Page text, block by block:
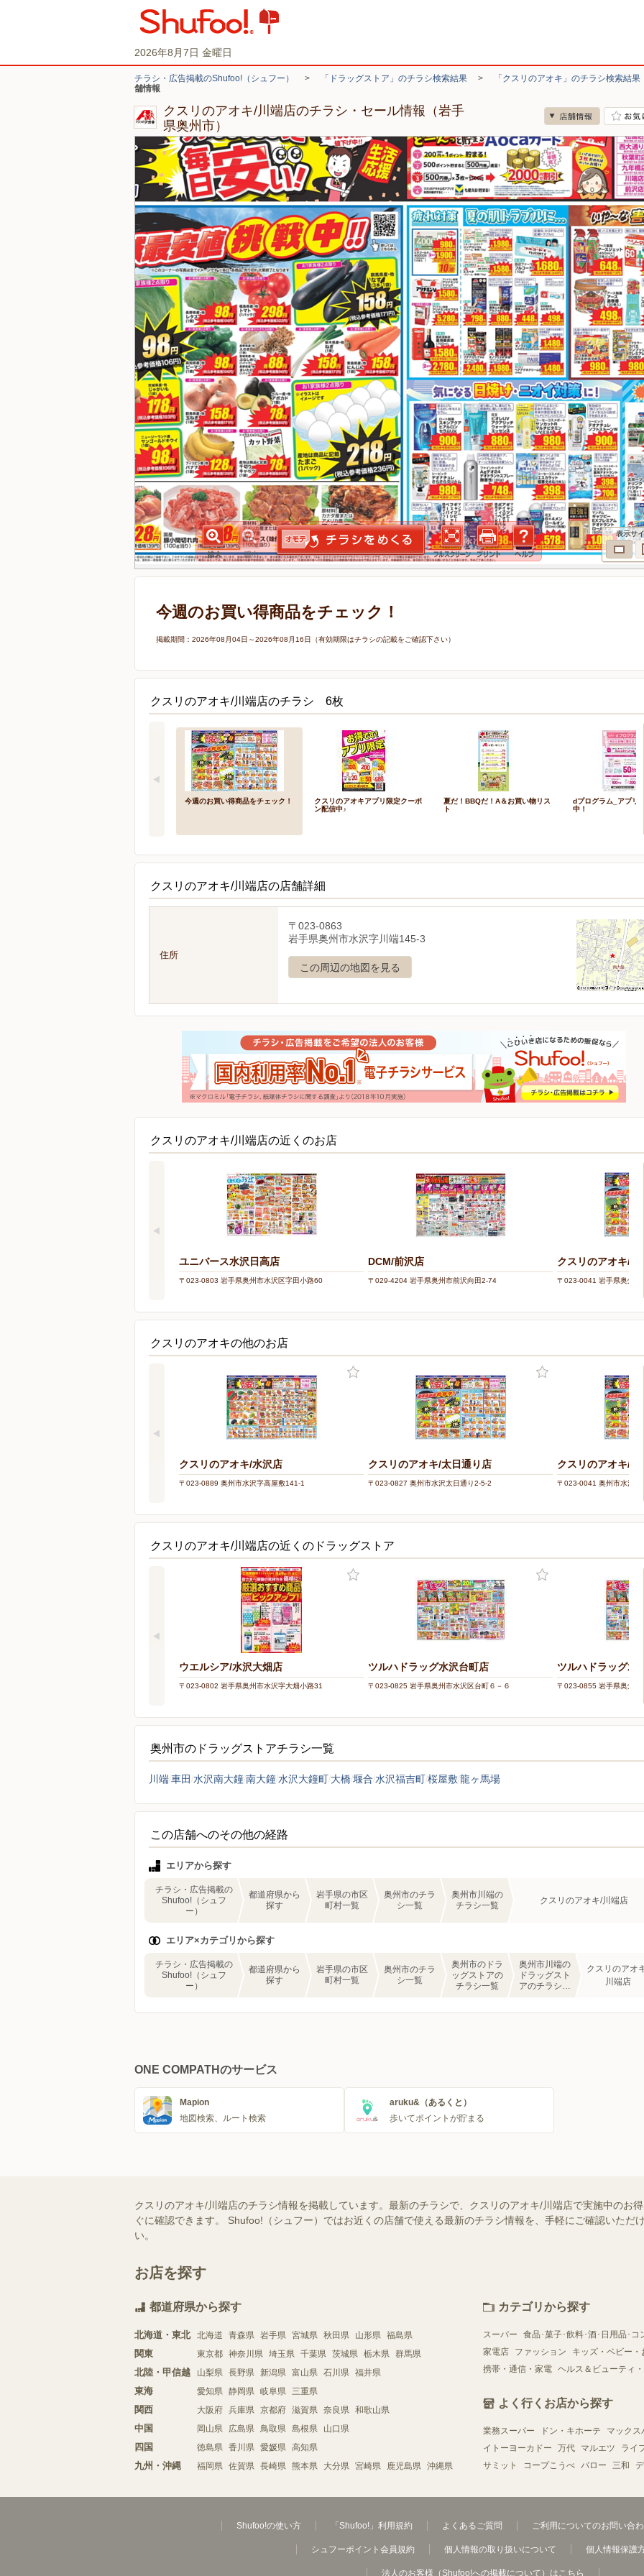
2026年8月7日 金曜日
チラシ・広告掲載のShufoo!（シュフー） > 「ドラッグストア」のチラシ検索結果 > 「クスリのアオキ」のチラシ検索結果
舗情報
クスリのアオキ/川端店のチラシ・セール情報（岩手
県奥州市）
表示サ
今週のお買い得商品をチェック！
掲載期間：2026年08月04日～2026年08月16日（有効期限はチラシの記載をご確認下さい）
クスリのアオキ/川端店のチラシ 6枚
今週のお買い得商品をチェック！
クスリのアオキアプリ限定クーポ
ン配信中♪
夏だ！BBQだ！A＆お買い物リス
ト
dプログラム_アプリ
中！
クスリのアオキ/川端店の店舗詳細
住所
〒023-0863
岩手県奥州市水沢字川端145-3
この周辺の地図を見る
クスリのアオキ/川端店の近くのお店
ユニバース水沢日高店
〒023-0803 岩手県奥州市水沢区字田小路60
DCM/前沢店
〒029-4204 岩手県奥州市前沢向田2-74
クスリのアオキ/秋
〒023-0041 岩手県奥州市
クスリのアオキの他のお店
クスリのアオキ/水沢店
〒023-0889 奥州市水沢字高屋敷141-1
クスリのアオキ/太日通り店
〒023-0827 奥州市水沢太日通り2-5-2
クスリのアオキ/秋
〒023-0041 奥州市水沢秋
クスリのアオキ/川端店の近くのドラッグストア
ウエルシア/水沢大畑店
〒023-0802 岩手県奥州市水沢字大畑小路31
ツルハドラッグ水沢台町店
〒023-0825 岩手県奥州市水沢区台町６－６
ツルハドラッグ水
〒023-0855 岩手県奥州市
奥州市のドラッグストアチラシ一覧
川端車田 水沢南大鐘南大鐘水沢大鐘町 大橋堰合 水沢福吉町桜屋敷龍ヶ馬場
この店舗へのその他の経路
エリアから探す
チラシ・広告掲載の
Shufoo!（シュフ
ー）
都道府県から
探す
岩手県の市区
町村一覧
奥州市のチラ
シ一覧
奥州市川端の
チラシ一覧
クスリのアオキ/川端店
エリア×カテゴリから探す
チラシ・広告掲載の
Shufoo!（シュフ
ー）
都道府県から
探す
岩手県の市区
町村一覧
奥州市のチラ
シ一覧
奥州市のドラ
ッグストアの
チラシ一覧
奥州市川端の
ドラッグスト
アのチラシ一
クスリのアオ
川端店
ONE COMPATHのサービス
Mapion
地図検索、ルート検索
aruku&（あるくと）
歩いてポイントが貯まる
クスリのアオキ/川端店のチラシ情報を掲載しています。最新のチラシで、クスリのアオキ/川端店で実施中のお
ぐに確認できます。 Shufoo!（シュフー）ではお近くの店舗で使える最新のチラシ情報を、手軽にご確認いただ
い。
お店を探す
都道府県から探す
北海道・東北 北海道 青森県 岩手県 宮城県 秋田県 山形県 福島県
関東 東京都 神奈川県 埼玉県 千葉県 茨城県 栃木県 群馬県
北陸・甲信越 山梨県 長野県 新潟県 富山県 石川県 福井県
東海 愛知県 静岡県 岐阜県 三重県
関西 大阪府 兵庫県 京都府 滋賀県 奈良県 和歌山県
中国 岡山県 広島県 鳥取県 島根県 山口県
四国 徳島県 香川県 愛媛県 高知県
九州・沖縄 福岡県 佐賀県 長崎県 熊本県 大分県 宮崎県 鹿児島県 沖縄県
カテゴリから探す
スーパー 食品･菓子･飲料･酒･日用品･コ
家電店
ファッション キッズ・ベビー・
携帯・通信・家電 ヘルス＆ビューティ
よく行くお店から探す
業務スーパー ドン・キホーテ マックス
イトーヨーカドー
万代 マルエツ ライ
サミット
コープこうべ バロー 三和
Shufoo!の使い方 「Shufoo!」利用規約 よくあるご質問 ご利用についてのお問い合
シュフーポイント会員規約 個人情報の取り扱いについて 個人情報保護
法人のお客様（Shufoo!への掲載について）はこちら